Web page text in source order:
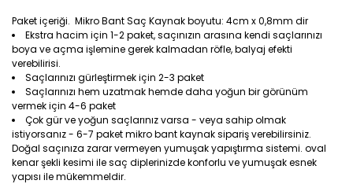
Paket içeriği. Mikro Bant Saç Kaynak boyutu: 4cm x 0,8mm dir
Ekstra hacim için 1-2 paket, saçınızın arasına kendi saçlarınızı
boya ve açma işlemine gerek kalmadan röfle, balyaj efekti
verebilirisi.
Saçlarınızı gürleştirmek için 2-3 paket
Saçlarınızı hem uzatmak hemde daha yoğun bir görünüm
vermek için 4-6 paket
Çok gür ve yoğun saçlarınız varsa - veya sahip olmak
istiyorsanız - 6-7 paket mikro bant kaynak sipariş verebilirsiniz.
Doğal saçınıza zarar vermeyen yumuşak yapıştırma sistemi. oval
kenar şekli kesimi ile saç diplerinizde konforlu ve yumuşak esnek
yapısı ile mükemmeldir.